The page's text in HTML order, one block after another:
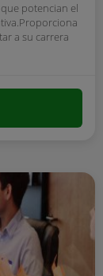
potencian el
a su carrera